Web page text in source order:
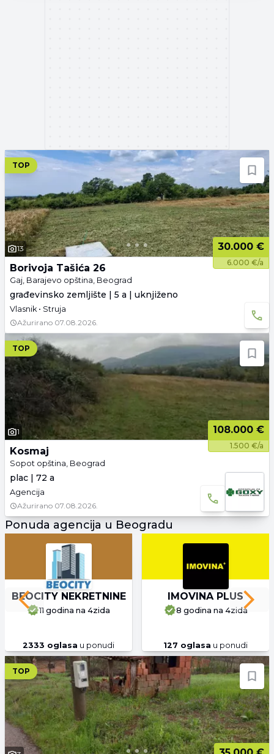
TOP
13 30.000 €
6.000 €/a
Borivoja Tašića 26
Gaj, Barajevo opština, Beograd
građevinsko zemljište | 5 a | uknjiženo
Vlasnik • Struja
Ažurirano 07.08.2026.
TOP
1 108.000 €
1.500 €/a
Kosmaj
Sopot opština, Beograd
plac | 72 a
Agencija
Ažurirano 07.08.2026.
Ponuda agencija u Beogradu
BEOCITY NEKRETNINE
11 godina na 4zida
2333 oglasa u ponudi
IMOVINA PLUS
8 godina na 4zida
127 oglasa u ponudi
Previous slide Next
TOP